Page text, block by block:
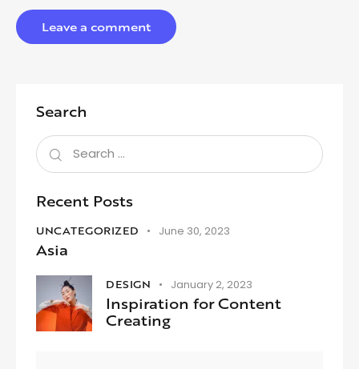
Search
Recent Posts
UNCATEGORIZED June 30, 2023
Asia
DESIGN January 2, 2023
Inspiration for Content
Creating